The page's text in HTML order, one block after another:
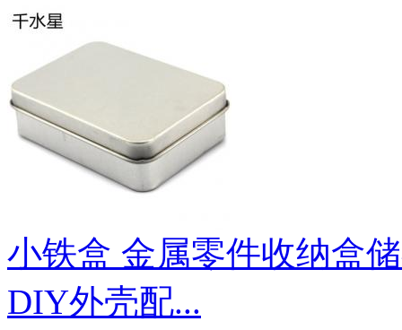
小铁盒 金属零件收纳盒
DIY外壳配...